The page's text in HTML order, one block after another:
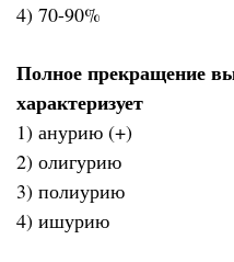
4) 70-90%
Полное прекращение
характеризует
1) анурию (+)
2) олигурию
3) полиурию
4) ишурию